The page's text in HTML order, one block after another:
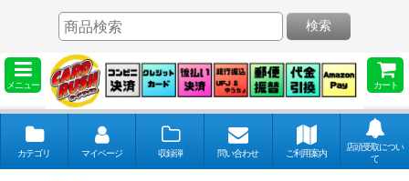
メニュー カート
検索
カテゴリ マイページ 収録弾 問い合わせ ご利用案内
店頭受取につい
て